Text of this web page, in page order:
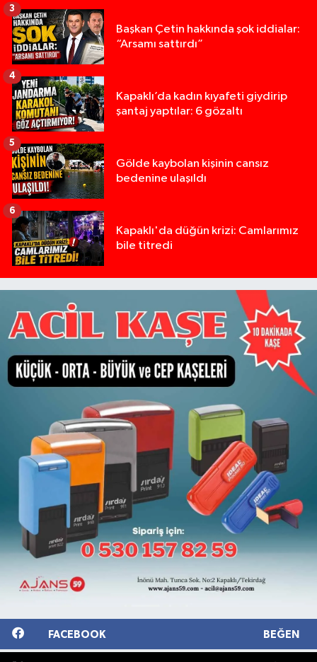
Başkan Çetin hakkında şok iddialar:
“Arsamı sattırdı”
3
Kapaklı’da kadın kıyafeti giydirip
şantaj yaptılar: 6 gözaltı
4
Gölde kaybolan kişinin cansız
bedenine ulaşıldı
5
Kapaklı'da düğün krizi: Camlarımız
bile titredi
6
FACEBOOK BEĞEN